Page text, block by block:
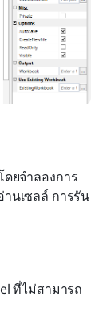
ยจำลองการ
านเซลล์ การรัน
ที่ไม่สามารถ